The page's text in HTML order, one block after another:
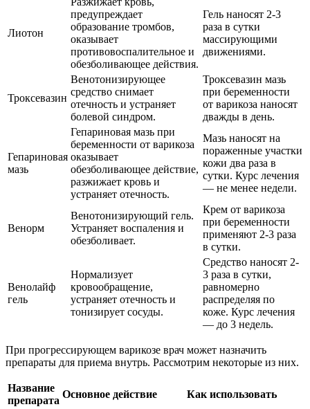
Лиотон
предупреждает
образование тромбов,
оказывает
противовоспалительное и
обезболивающее действия.
Гель наносят 2-3
раза в сутки
массирующими
движениями.
Троксевазин
Венотонизирующее
средство снимает
отечность и устраняет
болевой синдром.
Троксевазин мазь
при беременности
от варикоза наносят
дважды в день.
Гепариновая
мазь
Гепариновая мазь при
беременности от варикоза
оказывает
обезболивающее действие,
разжижает кровь и
устраняет отечность.
Мазь наносят на
пораженные участки
кожи два раза в
сутки. Курс лечения
— не менее недели.
Венорм
Венотонизирующий гель.
Устраняет воспаления и
обезболивает.
Крем от варикоза
при беременности
применяют 2-3 раза
в сутки.
Венолайф
гель
Нормализует
кровообращение,
устраняет отечность и
тонизирует сосуды.
Средство наносят 2-
3 раза в сутки,
равномерно
распределяя по
коже. Курс лечения
— до 3 недель.
При прогрессирующем варикозе врач может назначить
препараты для приема внутрь. Рассмотрим некоторые из них.
Название
препарата
Основное действие Как использовать